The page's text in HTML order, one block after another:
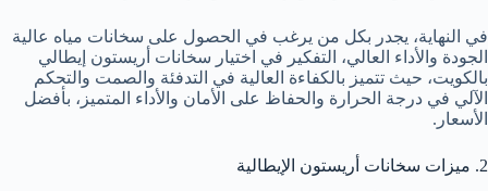
في النهاية، يجدر بكل من يرغب في الحصول على سخانات مياه عالية
الجودة والأداء العالي، التفكير في اختيار سخانات أريستون إيطالي
بالكويت، حيث تتميز بالكفاءة العالية في التدفئة والصمت والتحكم
الآلي في درجة الحرارة والحفاظ على الأمان والأداء المتميز، بأفضل
الأسعار.
2. ميزات سخانات أريستون الإيطالية